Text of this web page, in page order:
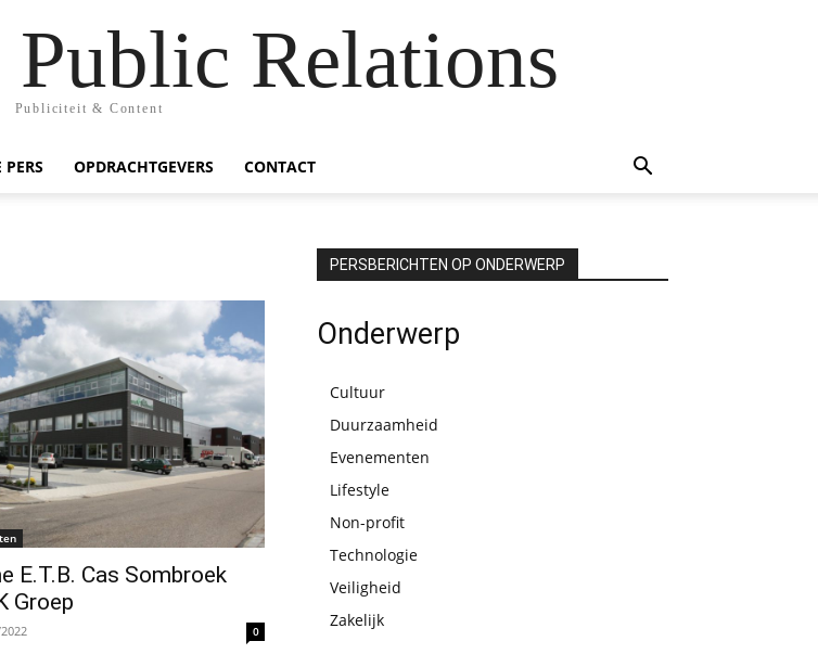
Public Relations
Publiciteit & Content
OPDRACHTGEVERS CONTACT
E.T.B. Cas Sombroek
Groep
0
PERSBERICHTEN OP ONDERWERP
Onderwerp
Cultuur
Duurzaamheid
Evenementen
Lifestyle
Non-profit
Technologie
Veiligheid
Zakelijk